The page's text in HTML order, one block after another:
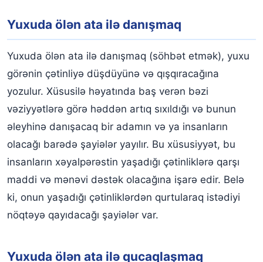
Yuxuda ölən ata ilə danışmaq
Yuxuda ölən ata ilə danışmaq (söhbət etmək), yuxu
görənin çətinliyə düşdüyünə və qışqıracağına
yozulur. Xüsusilə həyatında baş verən bəzi
vəziyyətlərə görə həddən artıq sıxıldığı və bunun
əleyhinə danışacaq bir adamın və ya insanların
olacağı barədə şayiələr yayılır. Bu xüsusiyyət, bu
insanların xəyalpərəstin yaşadığı çətinliklərə qarşı
maddi və mənəvi dəstək olacağına işarə edir. Belə
ki, onun yaşadığı çətinliklərdən qurtularaq istədiyi
nöqtəyə qayıdacağı şayiələr var.
Yuxuda ölən ata ilə qucaqlaşmaq